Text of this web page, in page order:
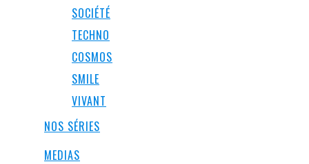
SOCIÉTÉ
TECHNO
COSMOS
SMILE
VIVANT
NOS SÉRIES
MEDIAS